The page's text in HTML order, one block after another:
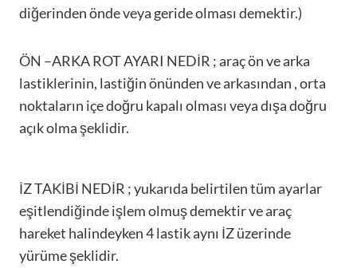
diğerinden önde veya geride olması demektir.)
ÖN –ARKA ROT AYARI NEDİR ; araç ön ve arka
lastiklerinin, lastiğin önünden ve arkasından , orta
noktaların içe doğru kapalı olması veya dışa doğru
açık olma şeklidir.
İZ TAKİBİ NEDİR ; yukarıda belirtilen tüm ayarlar
eşitlendiğinde işlem olmuş demektir ve araç
hareket halindeyken 4 lastik aynı İZ üzerinde
yürüme şeklidir.